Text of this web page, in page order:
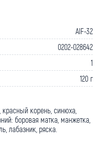
AlF-32
0202-028642
1
120 г
корень, синюха,
боровая матка, манжетка,
лабазник, ряска.